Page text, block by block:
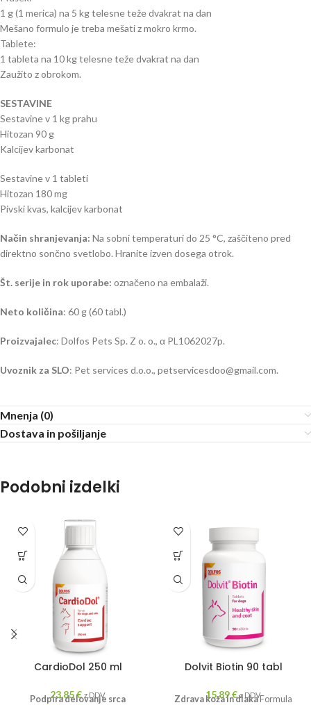
1 g (1 merica) na 5 kg telesne teže dvakrat na dan
Mešano formulo je treba mešati z mokro krmo.
Tablete:
1 tableta na 10 kg telesne teže dvakrat na dan
Zaužito z obrokom.
SESTAVINE
Sestavine v 1 kg prahu
Hitozan 90 g
Kalcijev karbonat
Sestavine v 1 tableti
Hitozan 180 mg
Pivski kvas, kalcijev karbonat
Način shranjevanja: Na sobni temperaturi do 25 °C, zaščiteno pred
direktno sončno svetlobo. Hranite izven dosega otrok.
Št. serije in rok uporabe: označeno na embalaži.
Neto količina: 60 g (60 tabl.)
Proizvajalec: Dolfos Pets Sp. Z o. o., α PL1062027p.
Uvoznik za SLO: Pet services d.o.o., petservicesdoo@gmail.com.
Mnenja (0)
Dostava in pošiljanje
Podobni izdelki
CardioDol 250 ml
23,85€ z DDV
Podpira delovanje srca
Dolvit Biotin 90 tabl
15,89€ z DDV
Zdrava koža in dlakaFormula